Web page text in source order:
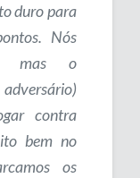
duro para
Nós
mas o
contra
bem no
os